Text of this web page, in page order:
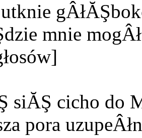
mnie
siĂŞ cicho do
pora